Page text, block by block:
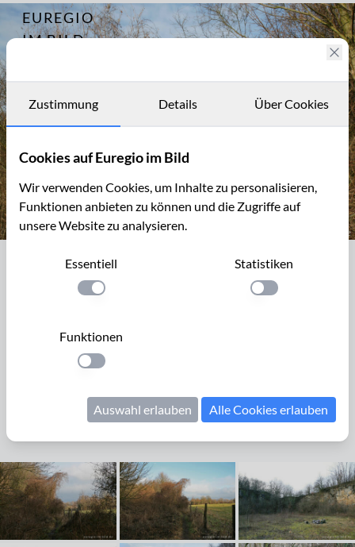
EUREGIO
IM BILD
Archiv
Kontakt
Archiv 2217
Kleine Wildnis, Aachen-Schmithof
Bildrechte erwerben
Aachen-Schmithof Schmithof
Eifelrand
Steinbruch Kalksteinbruch Wildnis
Zustimmung Details Über Cookies
Cookies auf Euregio im Bild
Wir verwenden Cookies, um Inhalte zu personalisieren,
Funktionen anbieten zu können und die Zugriffe auf
unsere Website zu analysieren.
Essentiell
Einstellung anwenden
Statistiken
Einstellung
Funktionen
Einstellung anwenden
Auswahl erlauben Alle Cookies erlauben